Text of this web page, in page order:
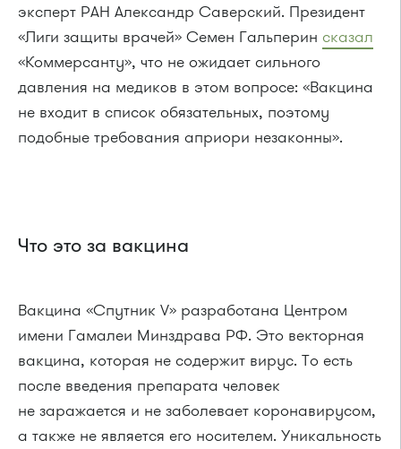
эксперт РАН Александр Саверский. Президент
«Лиги защиты врачей» Семен Гальперин сказал
«Коммерсанту», что не ожидает сильного
давления на медиков в этом вопросе: «Вакцина
не входит в список обязательных, поэтому
подобные требования априори незаконны».
Что это за вакцина
Вакцина «Спутник V» разработана Центром
имени Гамалеи Минздрава РФ. Это векторная
вакцина, которая не содержит вирус. То есть
после введения препарата человек
не заражается и не заболевает коронавирусом,
а также не является его носителем. Уникальность